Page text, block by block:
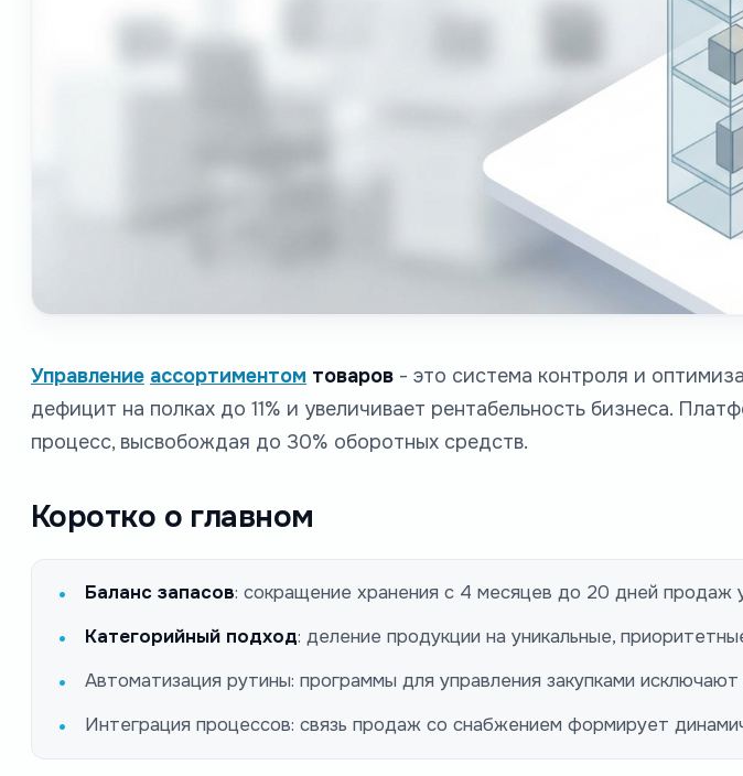
Управление ассортиментом товаров - это система контроля и
дефицит на полках до 11% и увеличивает рентабельность бизнеса.
процесс, высвобождая до 30% оборотных средств.
Коротко о главном
Баланс запасов: сокращение хранения с 4 месяцев до 20 дней продаж
Категорийный подход: деление продукции на уникальные,
Автоматизация рутины: программы для управления закупками
Интеграция процессов: связь продаж со снабжением формирует